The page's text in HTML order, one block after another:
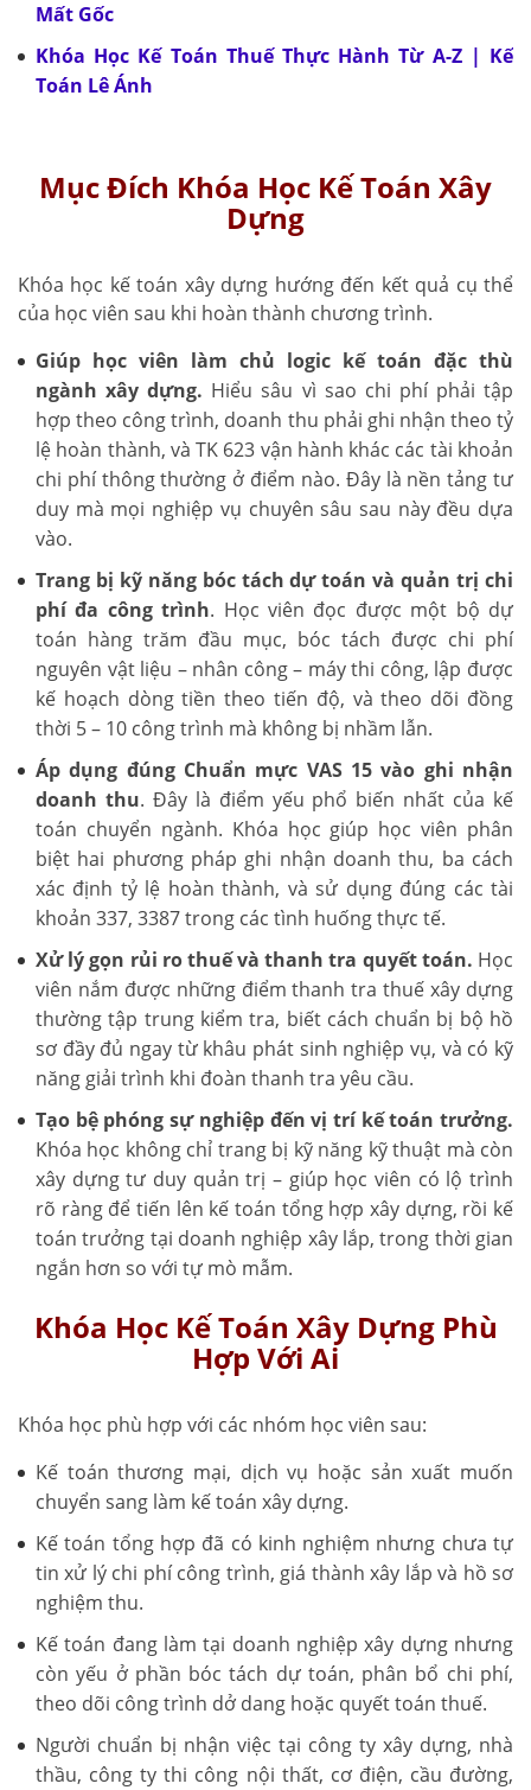
Mất Gốc
Khóa Học Kế Toán Thuế Thực Hành Từ A-Z | Kế
Toán Lê Ánh
Mục Đích Khóa Học Kế Toán Xây
Dựng
Khóa học kế toán xây dựng hướng đến kết quả cụ thể
của học viên sau khi hoàn thành chương trình.
Giúp học viên làm chủ logic kế toán đặc thù
ngành xây dựng. Hiểu sâu vì sao chi phí phải tập
hợp theo công trình, doanh thu phải ghi nhận theo tỷ
lệ hoàn thành, và TK 623 vận hành khác các tài khoản
chi phí thông thường ở điểm nào. Đây là nền tảng tư
duy mà mọi nghiệp vụ chuyên sâu sau này đều dựa
vào.
Trang bị kỹ năng bóc tách dự toán và quản trị chi
phí đa công trình. Học viên đọc được một bộ dự
toán hàng trăm đầu mục, bóc tách được chi phí
nguyên vật liệu – nhân công – máy thi công, lập được
kế hoạch dòng tiền theo tiến độ, và theo dõi đồng
thời 5 – 10 công trình mà không bị nhầm lẫn.
Áp dụng đúng Chuẩn mực VAS 15 vào ghi nhận
doanh thu. Đây là điểm yếu phổ biến nhất của kế
toán chuyển ngành. Khóa học giúp học viên phân
biệt hai phương pháp ghi nhận doanh thu, ba cách
xác định tỷ lệ hoàn thành, và sử dụng đúng các tài
khoản 337, 3387 trong các tình huống thực tế.
Xử lý gọn rủi ro thuế và thanh tra quyết toán. Học
viên nắm được những điểm thanh tra thuế xây dựng
thường tập trung kiểm tra, biết cách chuẩn bị bộ hồ
sơ đầy đủ ngay từ khâu phát sinh nghiệp vụ, và có kỹ
năng giải trình khi đoàn thanh tra yêu cầu.
Tạo bệ phóng sự nghiệp đến vị trí kế toán trưởng.
Khóa học không chỉ trang bị kỹ năng kỹ thuật mà còn
xây dựng tư duy quản trị – giúp học viên có lộ trình
rõ ràng để tiến lên kế toán tổng hợp xây dựng, rồi kế
toán trưởng tại doanh nghiệp xây lắp, trong thời gian
ngắn hơn so với tự mò mẫm.
Khóa Học Kế Toán Xây Dựng Phù
Hợp Với Ai
Khóa học phù hợp với các nhóm học viên sau:
Kế toán thương mại, dịch vụ hoặc sản xuất muốn
chuyển sang làm kế toán xây dựng.
Kế toán tổng hợp đã có kinh nghiệm nhưng chưa tự
tin xử lý chi phí công trình, giá thành xây lắp và hồ sơ
nghiệm thu.
Kế toán đang làm tại doanh nghiệp xây dựng nhưng
còn yếu ở phần bóc tách dự toán, phân bổ chi phí,
theo dõi công trình dở dang hoặc quyết toán thuế.
Người chuẩn bị nhận việc tại công ty xây dựng, nhà
thầu, công ty thi công nội thất, cơ điện, cầu đường,